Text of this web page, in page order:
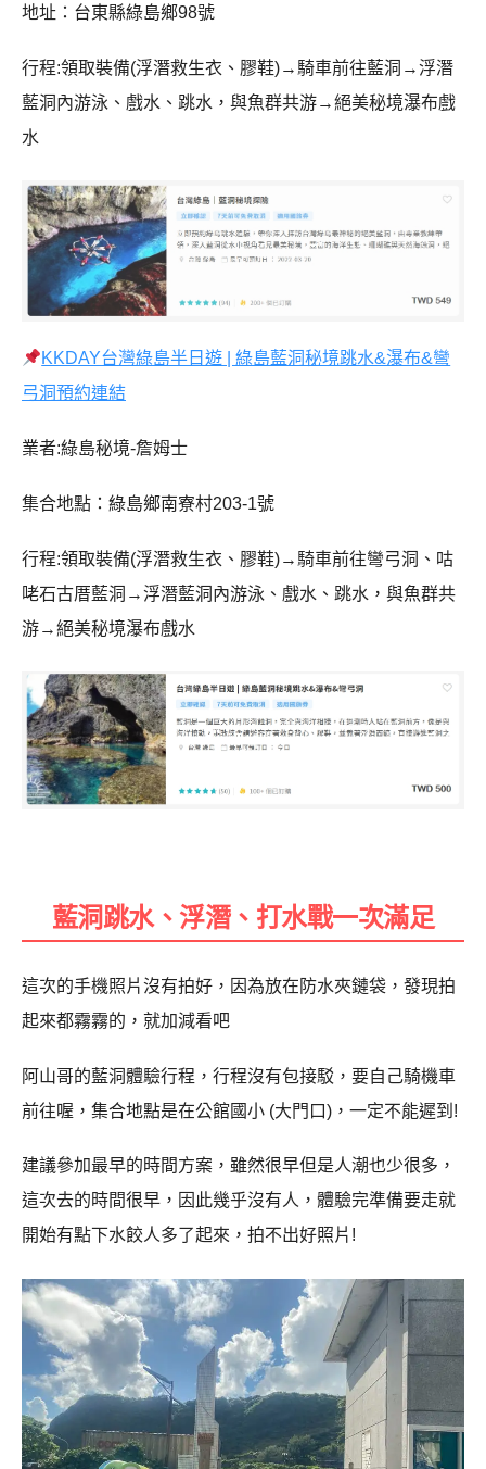
地址：台東縣綠島鄉98號
行程:領取裝備(浮潛救生衣、膠鞋)→騎車前往藍洞→浮潛
藍洞內游泳、戲水、跳水，與魚群共游→絕美秘境瀑布戲
水
KKDAY台灣綠島半日遊 | 綠島藍洞秘境跳水&瀑布&彎
弓洞預約連結
業者:綠島秘境-詹姆士
集合地點：綠島鄉南寮村203-1號
行程:領取裝備(浮潛救生衣、膠鞋)→騎車前往彎弓洞、咕
咾石古厝藍洞→浮潛藍洞內游泳、戲水、跳水，與魚群共
游→絕美秘境瀑布戲水
藍洞跳水、浮潛、打水戰一次滿足
這次的手機照片沒有拍好，因為放在防水夾鏈袋，發現拍
起來都霧霧的，就加減看吧
阿山哥的藍洞體驗行程，行程沒有包接駁，要自己騎機車
前往喔，集合地點是在公館國小 (大門口)，一定不能遲到!
建議參加最早的時間方案，雖然很早但是人潮也少很多，
這次去的時間很早，因此幾乎沒有人，體驗完準備要走就
開始有點下水餃人多了起來，拍不出好照片!